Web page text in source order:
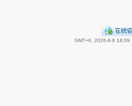
GMT+8, 2026-8-6 18:09